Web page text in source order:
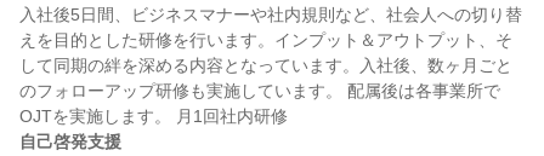
入社後5日間、ビジネスマナーや社内規則など、社会人への切り替
えを目的とした研修を行います。インプット＆アウトプット、そ
して同期の絆を深める内容となっています。入社後、数ヶ月ごと
のフォローアップ研修も実施しています。 配属後は各事業所で
自己啓発支援